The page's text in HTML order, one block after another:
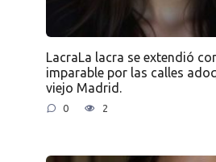
LacraLa lacra se extendió
imparable por las calles
viejo Madrid.
0 2